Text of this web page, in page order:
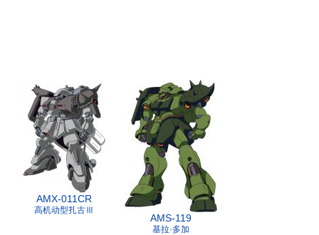
AMX-011CR
高机动型扎古Ⅲ
AMS-119
基拉·多加